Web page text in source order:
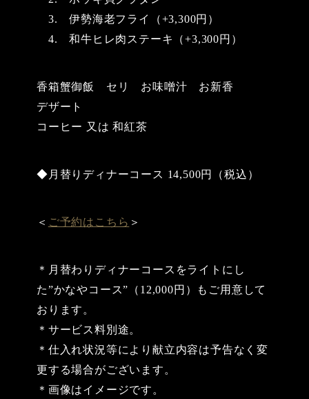
3. 伊勢海老フライ（+3,300円）
4. 和牛ヒレ肉ステーキ（+3,300円）
香箱蟹御飯 セリ お味噌汁 お新香
デザート
コーヒー 又は 和紅茶
◆月替りディナーコース 14,500円（税込）
＜ ご予約はこちら ＞
＊月替わりディナーコースをライトにし
た”かなやコース”（12,000円）もご用意して
おります。
＊サービス料別途。
＊仕入れ状況等により献立内容は予告なく変
更する場合がございます。
＊画像はイメージです。